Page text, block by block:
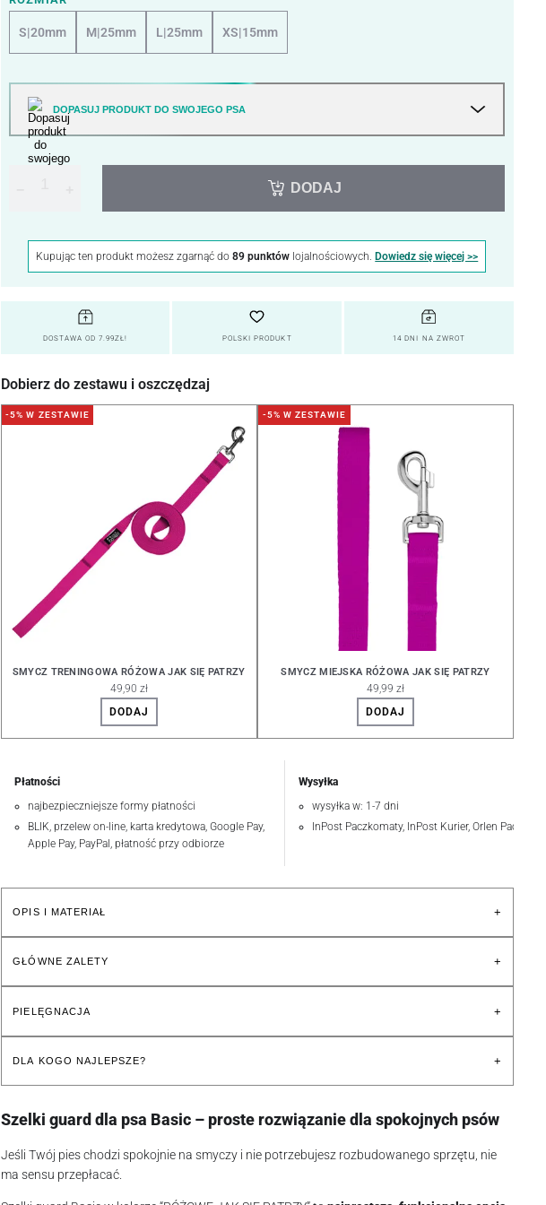
S|20mm M|25mm L|25mm XS|15mm
DOPASUJ PRODUKT DO SWOJEGO PSA
DODAJ
Kupując ten produkt możesz zgarnąć do89 punktów lojalnościowych.Dowiedz się więcej >>
DOSTAWA OD 7.99ZŁ! POLSKI PRODUKT 14 DNI NA ZWROT
Dobierz do zestawu i oszczędzaj
-5% W ZESTAWIE
SMYCZ TRENINGOWA RÓŻOWA JAK SIĘ PATRZY
49,90 zł
DODAJ
-5% W ZESTAWIE
SMYCZ MIEJSKA RÓŻOWA JAK SIĘ PATRZY
49,99 zł
DODAJ
Płatności
najbezpieczniejsze formy płatności
BLIK, przelew on-line, karta kredytowa, Google Pay,
Apple Pay, PayPal, płatność przy odbiorze
Wysyłka
wysyłka w: 1-7 dni
InPost Paczkomaty, InPost Kurier, Orlen Paczka
OPIS I MATERIAŁ +
GŁÓWNE ZALETY +
PIELĘGNACJA +
DLA KOGO NAJLEPSZE? +
Szelki guard dla psa Basic – proste rozwiązanie dla spokojnych psów
Jeśli Twój pies chodzi spokojnie na smyczy i nie potrzebujesz rozbudowanego sprzętu, nie
ma sensu przepłacać.